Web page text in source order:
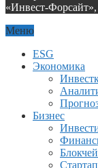
«Инвест-
Меню
ESG
Экономика
Бизнес